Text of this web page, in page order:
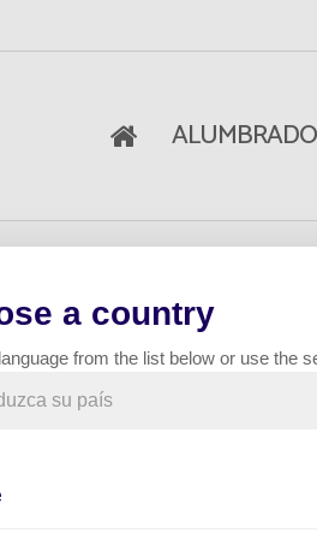
2023DESARROLLO
nº 3: El
a country
from the list below or use the